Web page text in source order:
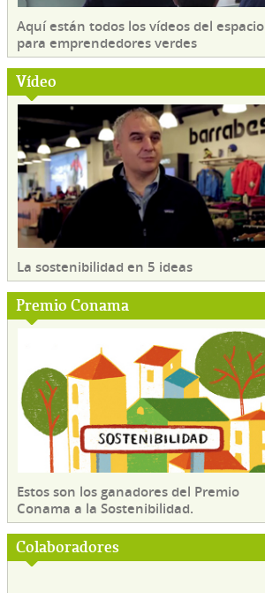
Aquí están todos los vídeos del espacio
para emprendedores verdes
Vídeo
La sostenibilidad en 5 ideas
Premio Conama
Estos son los ganadores del Premio
Conama a la Sostenibilidad.
Colaboradores